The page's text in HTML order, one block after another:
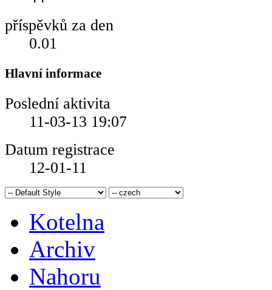
příspěvků za den
0.01
Hlavní informace
Poslední aktivita
11-03-13 19:07
Datum registrace
12-01-11
Kotelna
Archiv
Nahoru